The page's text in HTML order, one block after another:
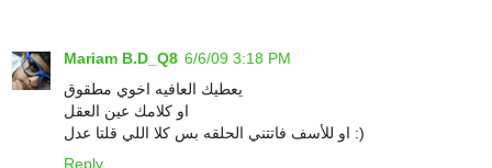
Mariam B.D_Q8 6/6/09 3:18 PM
يعطيك العافيه اخوي مطقوق
او كلامك عين العقل
او للأسف فاتتني الحلقه بس كلا اللي قلتا عدل :)
Reply